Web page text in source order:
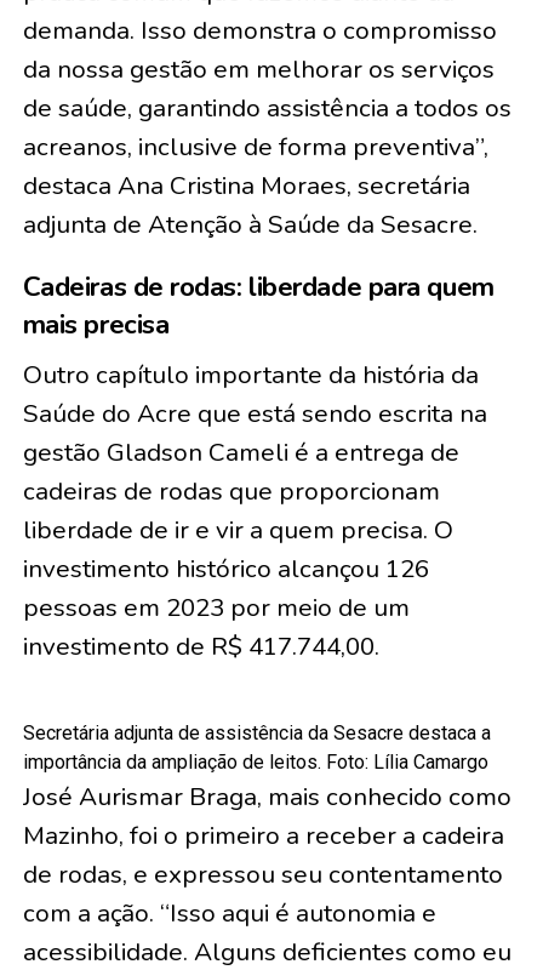
demanda. Isso demonstra o compromisso
da nossa gestão em melhorar os serviços
de saúde, garantindo assistência a todos os
acreanos, inclusive de forma preventiva”,
destaca Ana Cristina Moraes, secretária
adjunta de Atenção à Saúde da Sesacre.
Cadeiras de rodas: liberdade para quem
mais precisa
Outro capítulo importante da história da
Saúde do Acre que está sendo escrita na
gestão Gladson Cameli é a entrega de
cadeiras de rodas que proporcionam
liberdade de ir e vir a quem precisa. O
investimento histórico alcançou 126
pessoas em 2023 por meio de um
investimento de R$ 417.744,00.
Secretária adjunta de assistência da Sesacre destaca a
importância da ampliação de leitos. Foto: Lília Camargo
José Aurismar Braga, mais conhecido como
Mazinho, foi o primeiro a receber a cadeira
de rodas, e expressou seu contentamento
com a ação. “Isso aqui é autonomia e
acessibilidade. Alguns deficientes como eu